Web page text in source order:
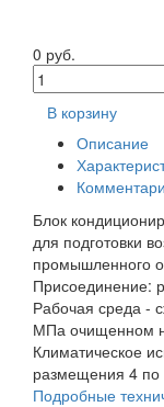
0 руб.
В корзину
Описание
Блок
для подготовки
промышленного
Присоединение:
Рабочая среда -
МПа очищенном
Климатическое
размещения 4
Подробные